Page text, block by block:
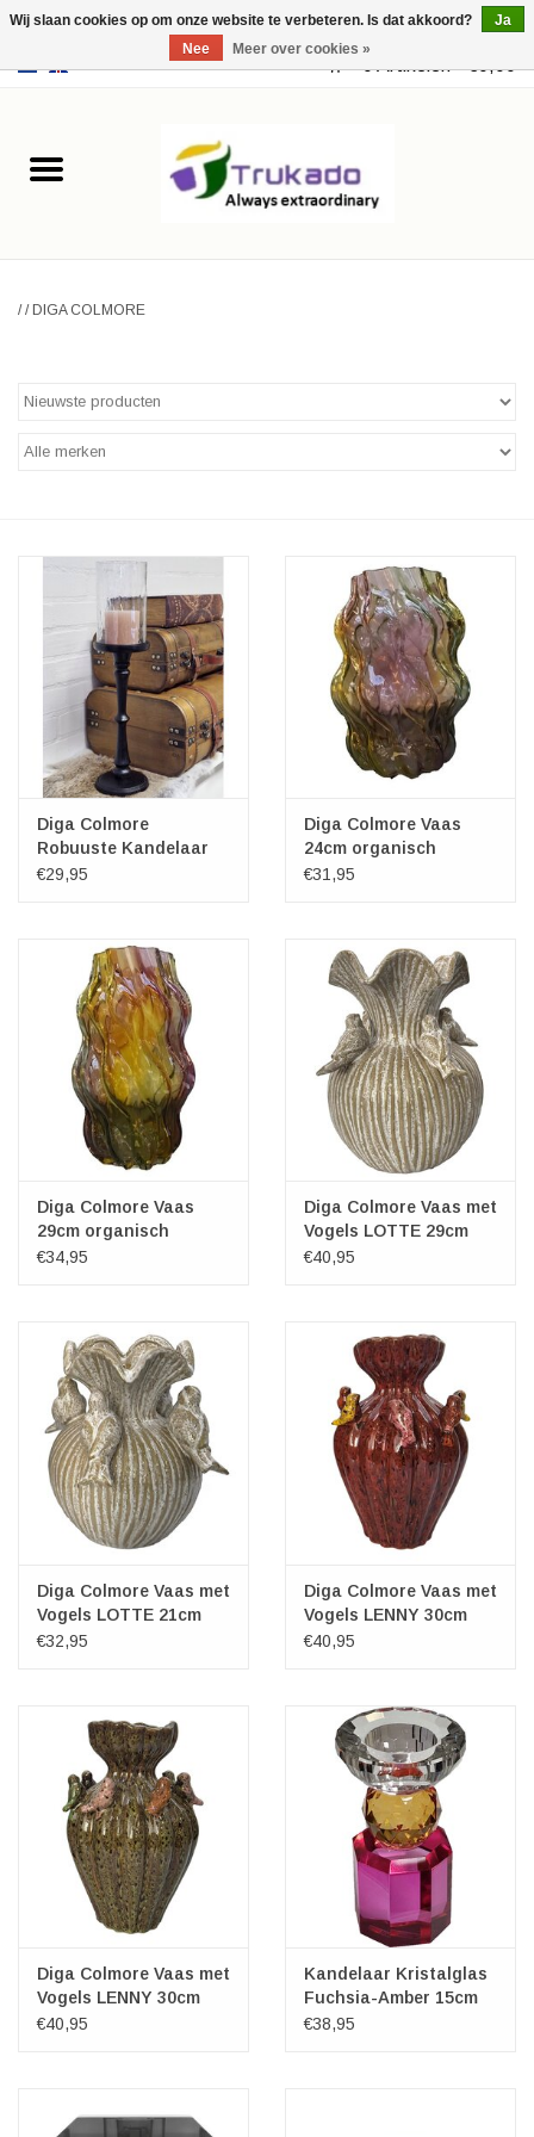
USD 0 Artikelen - €0,00
Leer
Merchandise
Gothic Steampunk
Veronese Design
Giftware & Lifestyle &
Collectables
Bezoek ons
Nieuw
Aanbiedingen
//DIGA COLMORE
Diga Colmore
Robuuste Kandelaar
met Glazen Kap
€29,95
Diga Colmore Vaas
24cm organisch
gedraaid design
€31,95
Diga Colmore Vaas
29cm organisch
gedraaid design
€34,95
Diga Colmore Vaas met
Vogels LOTTE 29cm
keramiek white brown
€40,95
Diga Colmore Vaas met
Vogels LOTTE 21cm
keramiek white brown
€32,95
Diga Colmore Vaas met
Vogels LENNY 30cm
keramiek antique red
€40,95
Diga Colmore Vaas met
Vogels LENNY 30cm
keramiek antique
€40,95
Kandelaar Kristalglas
Fuchsia-Amber 15cm
€38,95
Wij slaan cookies op om onze website te verbeteren. Is dat akkoord?
Ja
Nee
Meer over cookies »